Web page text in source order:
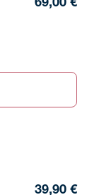
69,00 €
39,90 €